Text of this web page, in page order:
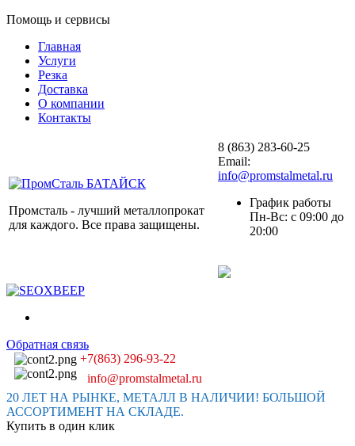
Помощь и сервисы
Главная
Услуги
Резка
Доставка
О компании
Контакты
Промсталь - лучший металлопрокат
для каждого. Все права защищены.
8 (863) 283-60-25
Email:
info@promstalmetal.ru
График работы
Пн-Вс: с 09:00 до
20:00
Обратная связь
+7(863) 296-93-22
info@promstalmetal.ru
20 ЛЕТ НА РЫНКЕ, МЕТАЛЛ В НАЛИЧИИ! БОЛЬШОЙ
АССОРТИМЕНТ НА СКЛАДЕ.
Купить в один клик